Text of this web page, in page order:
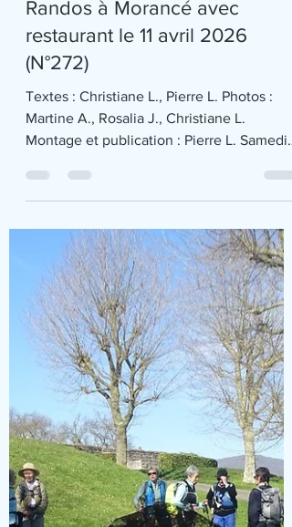
restaurant le 11 avril 2026
(N°272)
Textes : Christiane L., Pierre L. Photos :
avril 2026 ont été organisées plusieurs
RANDO RESTO au départ de MORANCE
dans le Beaujolais « PIERRES DOREES » . -
Une rando santé menée par Alain Havé
avec 13 marcheurs -Une petite rando
menée par Alain Comtet avec 8 marcheurs
-Une moyenne rando menée par François
Maurice avec 9 marcheurs La